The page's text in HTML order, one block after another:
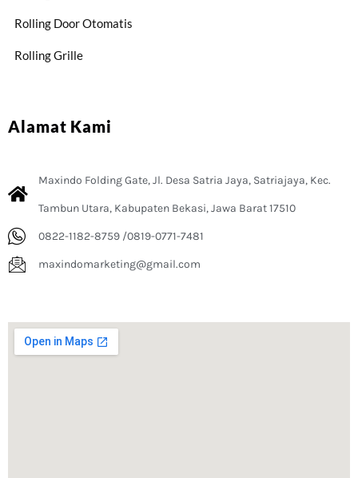
Rolling Door Otomatis
Rolling Grille
Alamat Kami
Maxindo Folding Gate, Jl. Desa Satria Jaya, Satriajaya, Kec.
Tambun Utara, Kabupaten Bekasi, Jawa Barat 17510
0822-1182-8759 /0819-0771-7481
maxindomarketing@gmail.com